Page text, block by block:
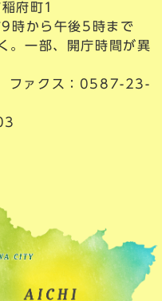
府町1
時から午後5時まで
。一部、開庁時間が異
ファクス：0587-23-